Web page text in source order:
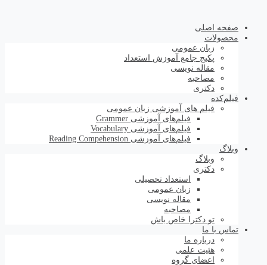
صفحه اصلی
محصولات
زبان عمومی
پکیج جامع آموزش استعداد
مقاله نویسی
مصاحبه
دکتری
فیلم‌کده
فیلم های آموزشی زبان عمومی
فیلم‌های آموزشی Grammer
فیلم‌های آموزشی Vocabulary
فیلم‌های آموزشی Reading Compehension
وبلاگ
وبلاگ
دکتری
استعداد تحصیلی
زبان عمومی
مقاله نویسی
مصاحبه
تو دکترا خاص باش
تماس با ما
درباره ما
هئیت علمی
اعضای گروه